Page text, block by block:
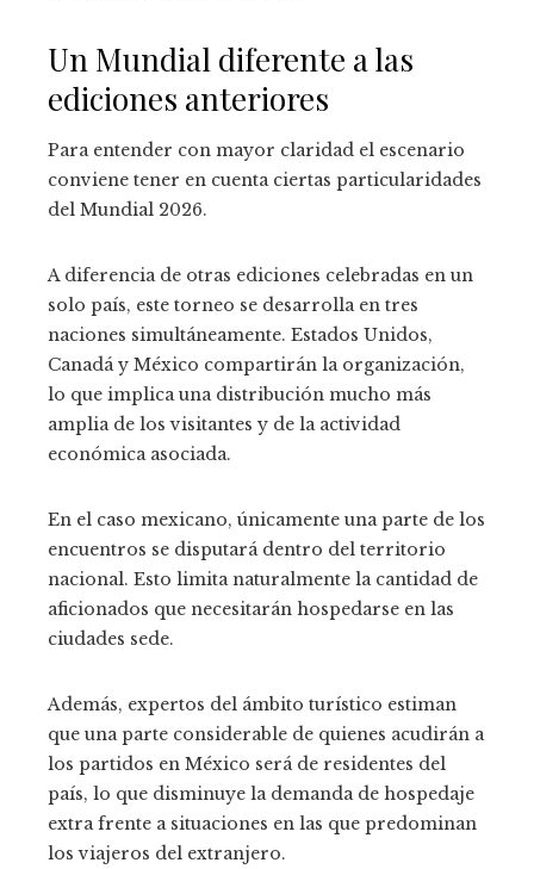
Un Mundial diferente a las
ediciones anteriores
Para entender con mayor claridad el escenario
conviene tener en cuenta ciertas particularidades
del Mundial 2026.
A diferencia de otras ediciones celebradas en un
solo país, este torneo se desarrolla en tres
naciones simultáneamente. Estados Unidos,
Canadá y México compartirán la organización,
lo que implica una distribución mucho más
amplia de los visitantes y de la actividad
económica asociada.
En el caso mexicano, únicamente una parte de los
encuentros se disputará dentro del territorio
nacional. Esto limita naturalmente la cantidad de
aficionados que necesitarán hospedarse en las
ciudades sede.
Además, expertos del ámbito turístico estiman
que una parte considerable de quienes acudirán a
los partidos en México será de residentes del
país, lo que disminuye la demanda de hospedaje
extra frente a situaciones en las que predominan
los viajeros del extranjero.